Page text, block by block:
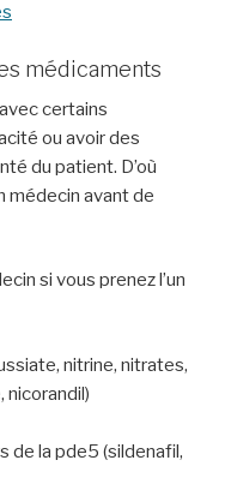
médicaments
certains
ou avoir des
du patient. D’où
médecin avant de
si vous prenez l’un
nitrine, nitrates,
nicorandil)
de la pde5 (sildenafil,